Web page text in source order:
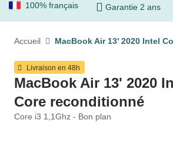
100% français Garantie 2 ans
Accueil MacBook Air 13' 2020 Intel
Livraison en 48h
MacBook Air 13' 2020
Core reconditionné
Core i3 1,1Ghz - Bon plan